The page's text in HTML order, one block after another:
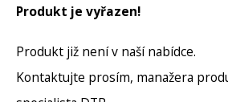
Produkt je vyřazen!
Produkt již není v naší nabídce.
Kontaktujte prosím, manažera